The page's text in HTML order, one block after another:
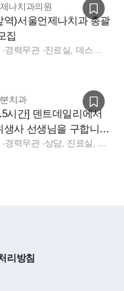
나치과의원
역)서울언제나치과 총괄
집
·경력무관·
치과
시간] 덴트데일리에서
생사 선생님을 구합니
·경력무관·
리방침